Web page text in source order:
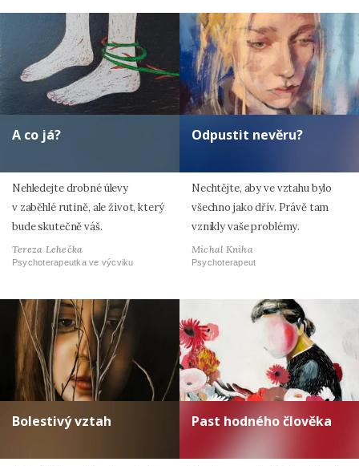
A co já?
Nehledejte drobné úlevy
v zaběhlé rutině, ale život, který
bude skutečně váš.
Tereza Lehečka
Psychoterapeutka ve výcviku
Odpustit nevěru?
Nechtějte, aby ve vztahu bylo
všechno jako dřív. Právě tam
vznikly vaše problémy.
Michal Kniha
Psychoterapeut
Bolestivý vztah Past hodného člověka